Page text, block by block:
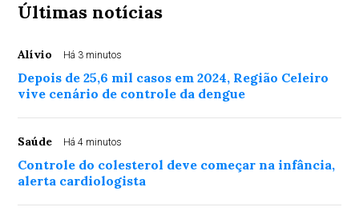
Últimas notícias
Alívio Há 3 minutos
Depois de 25,6 mil casos em 2024, Região Celeiro
vive cenário de controle da dengue
Saúde Há 4 minutos
Controle do colesterol deve começar na infância,
alerta cardiologista